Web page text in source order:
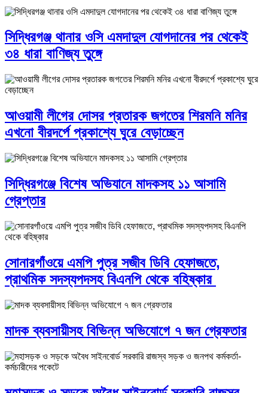
সিদ্ধিরগঞ্জ থানার ওসি এমদাদুল যোগদানের পর থেকেই
৩৪ ধারা বাণিজ্য তুঙ্গে
আওয়ামী লীগের দোসর প্রতারক জগতের শিরমনি মনির
এখনো বীরদর্পে প্রকাশ্যে ঘুরে বেড়াচ্ছেন
সিদ্ধিরগঞ্জে বিশেষ অভিযানে মাদকসহ ১১ আসামি
গ্রেপ্তার
সোনারগাঁওয়ে এমপি পুত্র সজীব ডিবি হেফাজতে,
প্রাথমিক সদস্যপদসহ বিএনপি থেকে বহিষ্কার
মাদক ব্যবসায়ীসহ বিভিন্ন অভিযোগে ৭ জন গ্রেফতার